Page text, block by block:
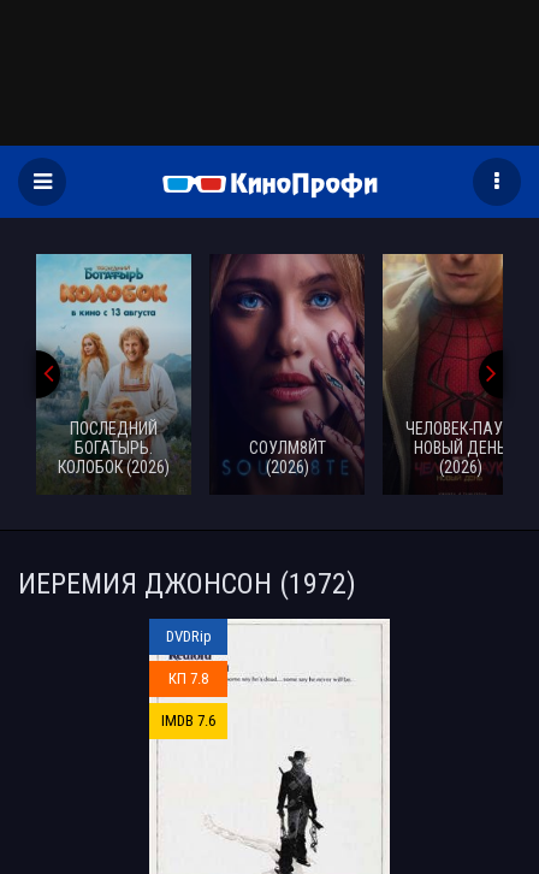
ПОСЛЕДНИЙ
БОГАТЫРЬ.
КОЛОБОК (2026)
СОУЛМ8ЙТ
(2026)
ЧЕЛОВЕК-ПАУК:
НОВЫЙ ДЕНЬ
(2026)
ИЕРЕМИЯ ДЖОНСОН (1972)
DVDRip
КП 7.8
IMDB 7.6